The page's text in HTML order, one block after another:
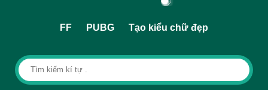
FF PUBG Tạo kiểu chữ đẹp